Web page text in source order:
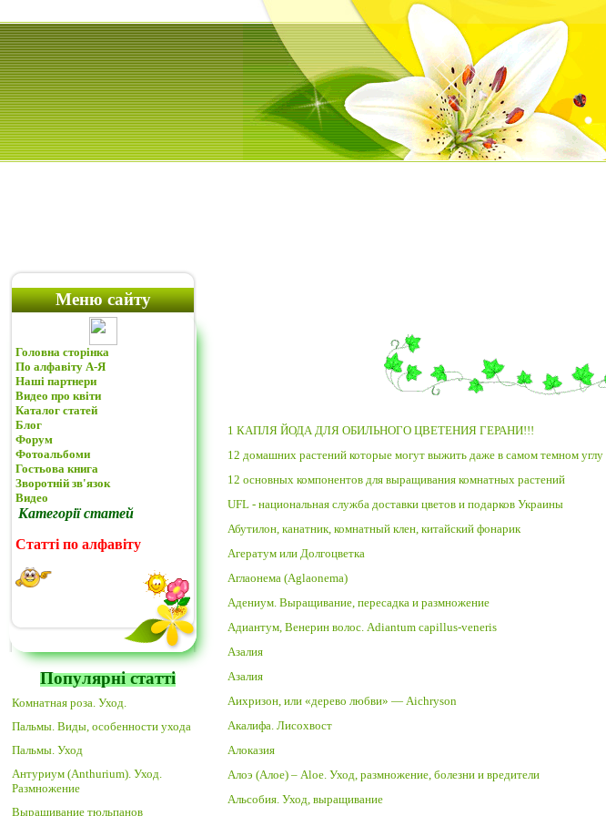
Меню сайту
Головна сторінка
По алфавіту А-Я
Наші партнери
Видео про квіти
Каталог статей
Блог
Форум
Фотоальбоми
Гостьова книга
Зворотній зв'язок
Видео
Категорії статей
Статті по алфавіту
Популярні статті
Комнатная роза. Уход.
Пальмы. Виды, особенности ухода
Пальмы. Уход
Антуриум (Anthurium). Уход.
Размножение
Выращивание тюльпанов
1 КАПЛЯ ЙОДА ДЛЯ ОБИЛЬНОГО ЦВЕТЕНИЯ ГЕРАНИ!!!
12 домашних растений которые могут выжить даже в самом темном углу
12 основных компонентов для выращивания комнатных растений
UFL - национальная служба доставки цветов и подарков Украины
Абутилон, канатник, комнатный клен, китайский фонарик
Агератум или Долгоцветка
Аглаонема (Aglaonema)
Адениум. Выращивание, пересадка и размножение
Адиантум, Венерин волос. Adiantum capillus-veneris
Азалия
Азалия
Аихризон, или «дерево любви» — Aichryson
Акалифа. Лисохвост
Алоказия
Алоэ (Алое) – Aloe. Уход, размножение, болезни и вредители
Альсобия. Уход, выращивание